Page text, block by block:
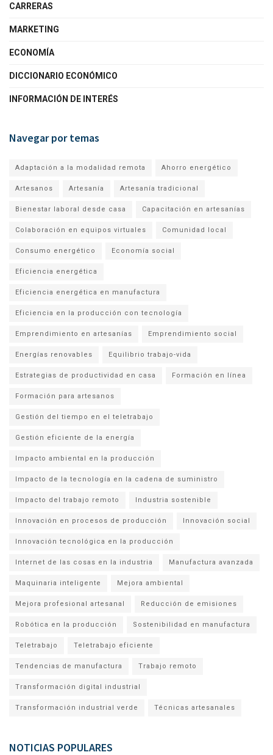
CARRERAS
MARKETING
ECONOMÍA
DICCIONARIO ECONÓMICO
INFORMACIÓN DE INTERÉS
Navegar por temas
Adaptación a la modalidad remota Ahorro energético
Artesanos Artesanía Artesanía tradicional
Bienestar laboral desde casa Capacitación en artesanías
Colaboración en equipos virtuales Comunidad local
Consumo energético Economía social
Eficiencia energética
Eficiencia energética en manufactura
Eficiencia en la producción con tecnología
Emprendimiento en artesanías Emprendimiento social
Energías renovables Equilibrio trabajo-vida
Estrategias de productividad en casa Formación en línea
Formación para artesanos
Gestión del tiempo en el teletrabajo
Gestión eficiente de la energía
Impacto ambiental en la producción
Impacto de la tecnología en la cadena de suministro
Impacto del trabajo remoto Industria sostenible
Innovación en procesos de producción Innovación social
Innovación tecnológica en la producción
Internet de las cosas en la industria Manufactura avanzada
Maquinaria inteligente Mejora ambiental
Mejora profesional artesanal Reducción de emisiones
Robótica en la producción Sostenibilidad en manufactura
Teletrabajo Teletrabajo eficiente
Tendencias de manufactura Trabajo remoto
Transformación digital industrial
Transformación industrial verde Técnicas artesanales
NOTICIAS POPULARES